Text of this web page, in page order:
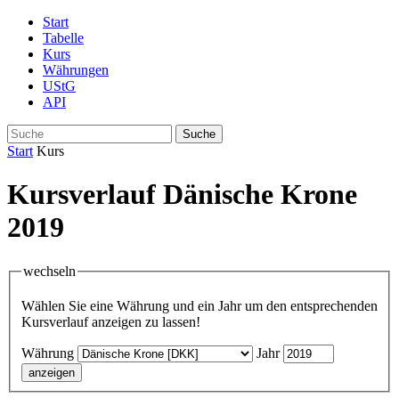
Start
Tabelle
Kurs
Währungen
UStG
API
Suche
Start Kurs
Kursverlauf Dänische Krone
2019
wechseln
Wählen Sie eine Währung und ein Jahr um den entsprechenden
Kursverlauf anzeigen zu lassen!
Währung Jahr